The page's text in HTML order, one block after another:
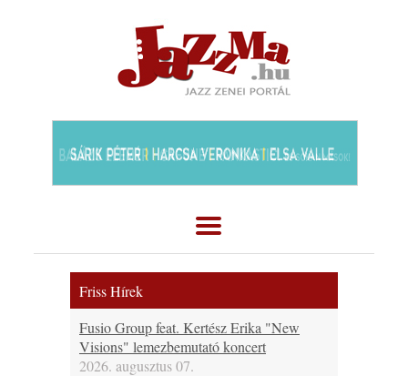
Friss Hírek
Fusio Group feat. Kertész Erika "New
Visions" lemezbemutató koncert
2026. augusztus 07.